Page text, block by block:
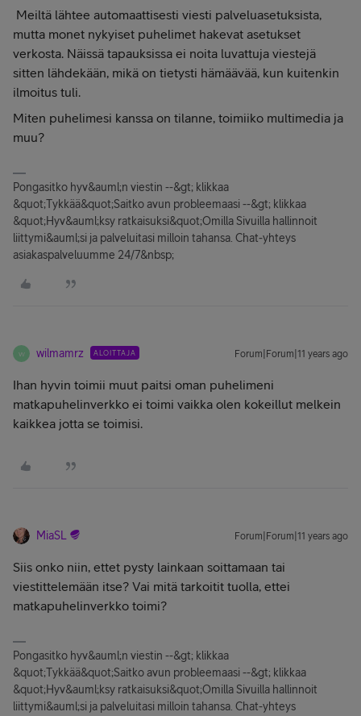
Meiltä lähtee automaattisesti viesti palveluasetuksista,
mutta monet nykyiset puhelimet hakevat asetukset
verkosta. Näissä tapauksissa ei noita luvattuja viestejä
sitten lähdekään, mikä on tietysti hämäävää, kun kuitenkin
ilmoitus tuli.
Miten puhelimesi kanssa on tilanne, toimiiko multimedia ja
muu?
Pongasitko hyv&auml;n viestin --&gt; klikkaa
&quot;Tykkää&quot;Saitko avun probleemaasi --&gt; klikkaa
&quot;Hyv&auml;ksy ratkaisuksi&quot;Omilla Sivuilla hallinnoit
liittymi&auml;si ja palveluitasi milloin tahansa. Chat-yhteys
asiakaspalveluumme 24/7&nbsp;
W wilmamrz ALOITTAJA Forum|Forum|11 years ago
Ihan hyvin toimii muut paitsi oman puhelimeni
matkapuhelinverkko ei toimi vaikka olen kokeillut melkein
kaikkea jotta se toimisi.
MiaSL Forum|Forum|11 years ago
Siis onko niin, ettet pysty lainkaan soittamaan tai
viestittelemään itse? Vai mitä tarkoitit tuolla, ettei
matkapuhelinverkko toimi?
Pongasitko hyv&auml;n viestin --&gt; klikkaa
&quot;Tykkää&quot;Saitko avun probleemaasi --&gt; klikkaa
&quot;Hyv&auml;ksy ratkaisuksi&quot;Omilla Sivuilla hallinnoit
liittymi&auml;si ja palveluitasi milloin tahansa. Chat-yhteys